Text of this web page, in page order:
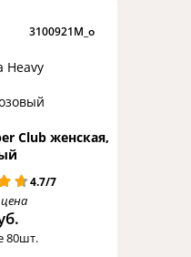
3100921M_o
Club женская,
4.7/7
80шт.